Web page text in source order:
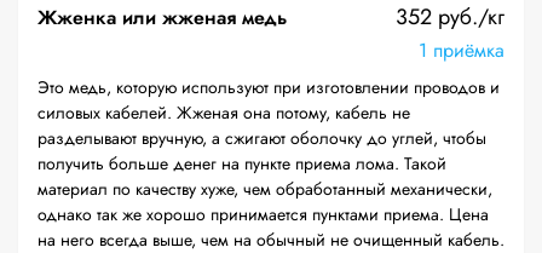
Жженка или жженая медь 352 руб./кг
1 приёмка
Это медь, которую используют при изготовлении проводов и
силовых кабелей. Жженая она потому, кабель не
разделывают вручную, а сжигают оболочку до углей, чтобы
получить больше денег на пункте приема лома. Такой
материал по качеству хуже, чем обработанный механически,
однако так же хорошо принимается пунктами приема. Цена
на него всегда выше, чем на обычный не очищенный кабель.